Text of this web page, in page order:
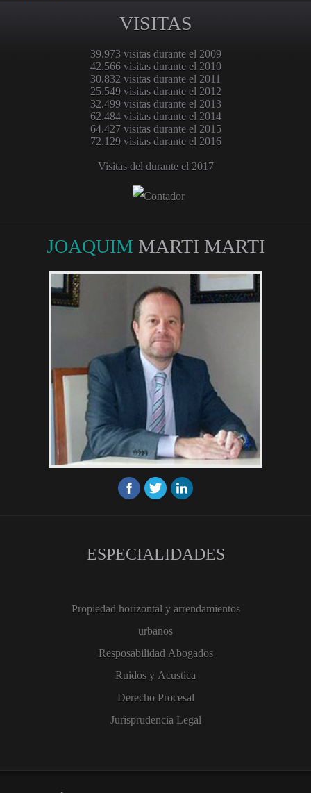
VISITAS
39.973 visitas durante el 2009
42.566 visitas durante el 2010
30.832 visitas durante el 2011
25.549 visitas durante el 2012
32.499 visitas durante el 2013
62.484 visitas durante el 2014
64.427 visitas durante el 2015
72.129 visitas durante el 2016
Visitas del durante el 2017
JOAQUIM MARTI MARTI
ESPECIALIDADES
Propiedad horizontal y arrendamientos
urbanos
Resposabilidad Abogados
Ruidos y Acustica
Derecho Procesal
Jurisprudencia Legal